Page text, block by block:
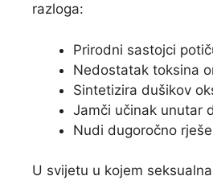
razloga:
Prirodni sastojci
Nedostatak toksina
Sintetizira dušikov
Jamči učinak unutar
Nudi dugoročno
U svijetu u kojem